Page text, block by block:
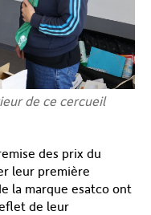
de ce cercueil
des prix du
leur première
la marque esatco ont
de leur